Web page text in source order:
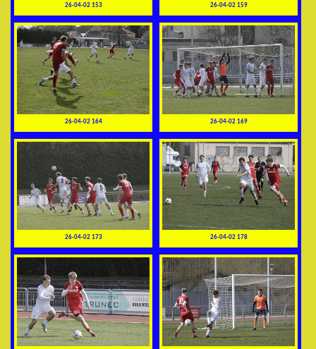
26-04-02 153 26-04-02 159
26-04-02 164 26-04-02 169
26-04-02 173 26-04-02 178